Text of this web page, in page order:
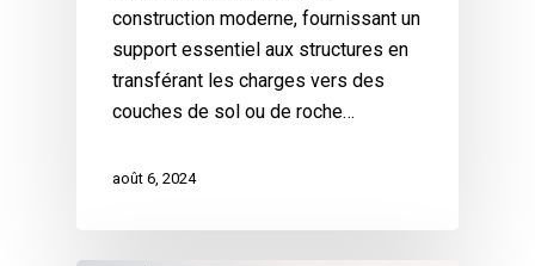
construction moderne, fournissant un
support essentiel aux structures en
transférant les charges vers des
couches de sol ou de roche…
août 6, 2024